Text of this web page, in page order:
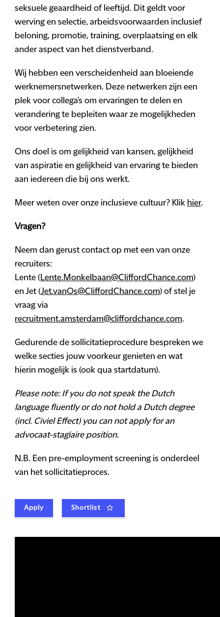
seksuele geaardheid of leeftijd. Dit geldt voor
werving en selectie, arbeidsvoorwaarden inclusief
beloning, promotie, training, overplaatsing en elk
ander aspect van het dienstverband.
Wij hebben een verscheidenheid aan bloeiende
werknemersnetwerken. Deze netwerken zijn een
plek voor collega's om ervaringen te delen en
verandering te bepleiten waar ze mogelijkheden
voor verbetering zien.
Ons doel is om gelijkheid van kansen, gelijkheid
van aspiratie en gelijkheid van ervaring te bieden
aan iedereen die bij ons werkt.
Meer weten over onze inclusieve cultuur? Klik hier.
Vragen?
Neem dan gerust contact op met een van onze
recruiters:
Lente (Lente.Monkelbaan@CliffordChance.com)
en Jet (Jet.vanOs@CliffordChance.com) of stel je
vraag via
recruitment.amsterdam@cliffordchance.com.
Gedurende de sollicitatieprocedure bespreken we
welke secties jouw voorkeur genieten en wat
hierin mogelijk is (ook qua startdatum).
Please note: If you do not speak the Dutch
language fluently or do not hold a Dutch degree
(incl. Civiel Effect) you can not apply for an
advocaat-stagiaire position.
N.B. Een pre-employment screening is onderdeel
van het sollicitatieproces.
Apply Shortlist